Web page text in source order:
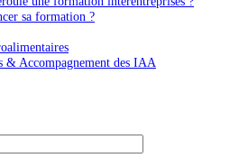
sa formation ?
& Accompagnement des IAA